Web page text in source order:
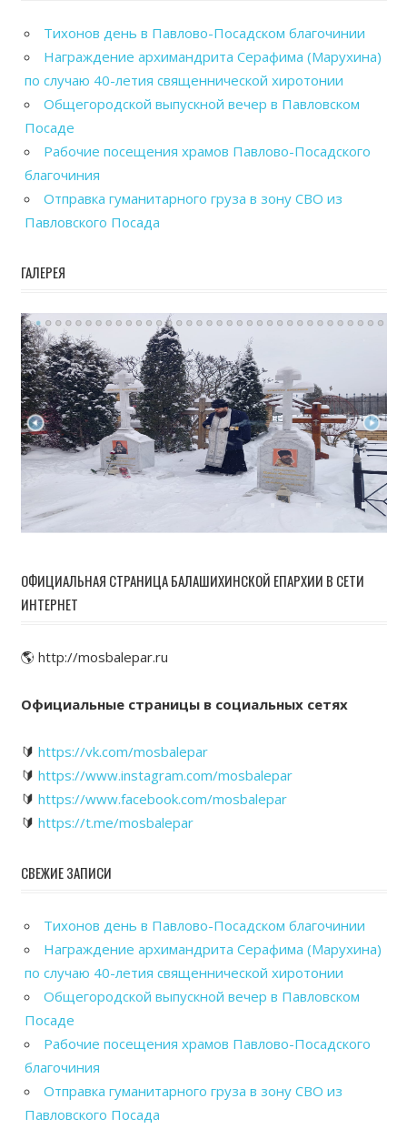
Тихонов день в Павлово-Посадском благочинии
Награждение архимандрита Серафима (Марухина)
по случаю 40-летия священнической хиротонии
Общегородской выпускной вечер в Павловском
Посаде
Рабочие посещения храмов Павлово-Посадского
благочиния
Отправка гуманитарного груза в зону СВО из
Павловского Посада
ГАЛЕРЕЯ
ОФИЦИАЛЬНАЯ СТРАНИЦА БАЛАШИХИНСКОЙ ЕПАРХИИ В СЕТИ
ИНТЕРНЕТ
🌎 http://mosbalepar.ru
Официальные страницы в социальных сетях
🔰 https://vk.com/mosbalepar
🔰 https://www.instagram.com/mosbalepar
🔰 https://www.facebook.com/mosbalepar
🔰 https://t.me/mosbalepar
СВЕЖИЕ ЗАПИСИ
Тихонов день в Павлово-Посадском благочинии
Награждение архимандрита Серафима (Марухина)
по случаю 40-летия священнической хиротонии
Общегородской выпускной вечер в Павловском
Посаде
Рабочие посещения храмов Павлово-Посадского
благочиния
Отправка гуманитарного груза в зону СВО из
Павловского Посада